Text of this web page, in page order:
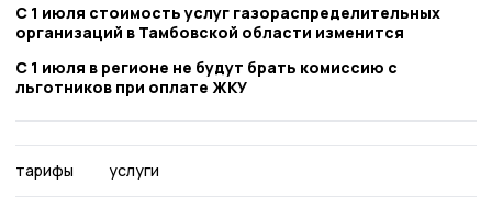
С 1 июля стоимость услуг газораспределительных
организаций в Тамбовской области изменится
С 1 июля в регионе не будут брать комиссию с
льготников при оплате ЖКУ
тарифы услуги